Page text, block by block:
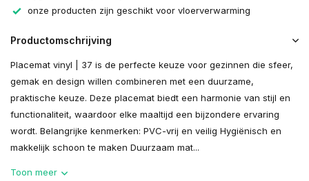
onze producten zijn geschikt voor vloerverwarming
Productomschrijving
Placemat vinyl | 37 is de perfecte keuze voor gezinnen die sfeer,
gemak en design willen combineren met een duurzame,
praktische keuze. Deze placemat biedt een harmonie van stijl en
functionaliteit, waardoor elke maaltijd een bijzondere ervaring
wordt. Belangrijke kenmerken: PVC-vrij en veilig Hygiënisch en
makkelijk schoon te maken Duurzaam mat...
Toon meer